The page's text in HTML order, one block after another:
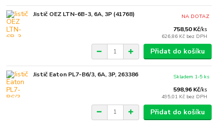
Jistič OEZ LTN-6B-3, 6A, 3P (41768)
758,50 Kč/ks
626,86 Kč bez DPH
NA DOTAZ
Přidat do košíku
Jistič Eaton PL7-B6/3, 6A, 3P, 263386
598,96 Kč/ks
495,01 Kč bez DPH
Skladem 1-5 ks
Přidat do košíku